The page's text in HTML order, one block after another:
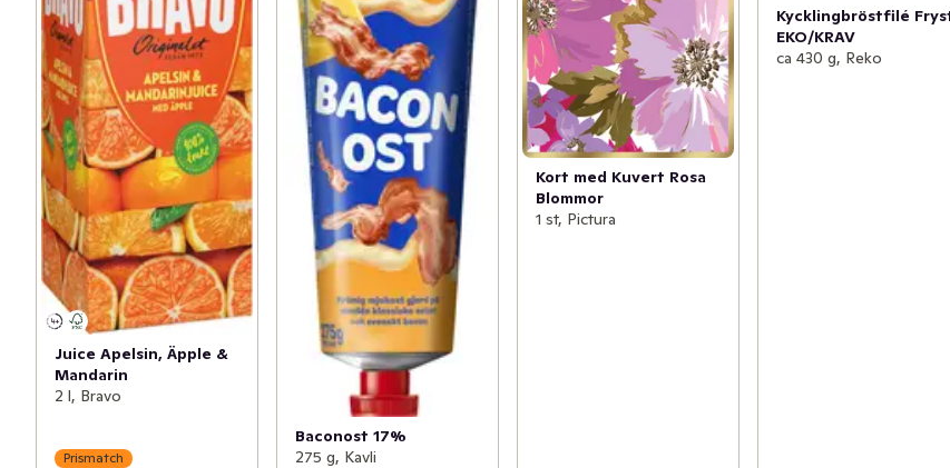
Juice Apelsin, Äpple &
Mandarin
2 l, Bravo
Prismatch
Baconost 17%
275 g, Kavli
Kort med Kuvert Rosa
Blommor
1 st, Pictura
Kycklingbröstfilé
EKO/KRAV
ca 430 g, Reko